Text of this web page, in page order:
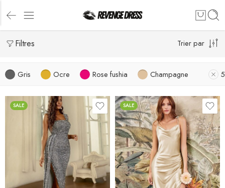
Filtres Trier par
Gris Ocre Rose fushia Champagne
SALE SALE